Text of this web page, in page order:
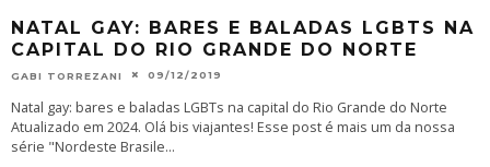
NATAL GAY: BARES E BALADAS LGBTS NA
CAPITAL DO RIO GRANDE DO NORTE
GABI TORREZANI 09/12/2019
Natal gay: bares e baladas LGBTs na capital do Rio Grande do Norte
Atualizado em 2024. Olá bis viajantes! Esse post é mais um da nossa
série "Nordeste Brasile...